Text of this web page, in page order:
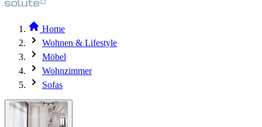
Home
Wohnen & Lifestyle
Möbel
Wohnzimmer
Sofas